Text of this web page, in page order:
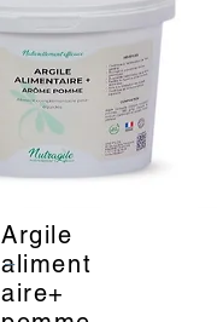
Argile
aliment
aire+
_